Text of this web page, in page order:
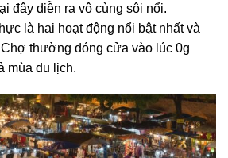
đây diễn ra vô cùng sôi nổi.
là hai hoạt động nổi bật nhất và
thường đóng cửa vào lúc 0g
mùa du lịch.